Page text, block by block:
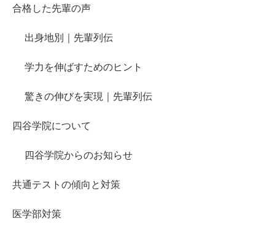
合格した先輩の声
出身地別｜先輩列伝
学力を伸ばすためのヒント
驚きの伸びを実現｜先輩列伝
四谷学院について
四谷学院からのお知らせ
共通テストの傾向と対策
医学部対策